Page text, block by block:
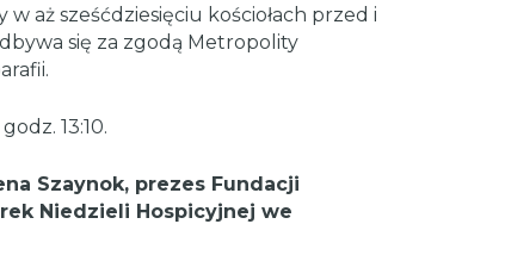
aż sześćdziesięciu kościołach przed i
się za zgodą Metropolity
13:10.
Szaynok, prezes Fundacji
Niedzieli Hospicyjnej we